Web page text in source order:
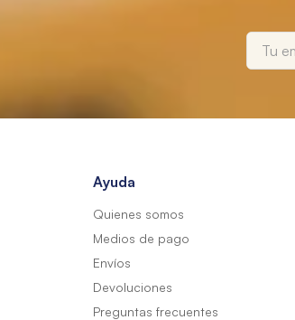
Ayuda
Quienes somos
Medios de pago
Envíos
Devoluciones
Preguntas frecuentes